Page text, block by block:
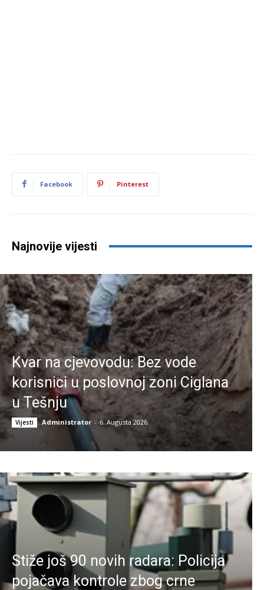
Facebook Pinterest
Najnovije vijesti
Kvar na cjevovodu: Bez vode
korisnici u poslovnoj zoni Ciglana
u Tešnju
Vijesti Administrator - 6. Augusta 2026.
Stiže još 90 novih radara: Policija
pojačava kontrole zbog crne